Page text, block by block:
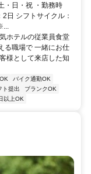
・日・祝 ・勤務時
日 シフトサイクル：
ホテルの従業員食堂
る職場で 一緒にお仕
様として来店した知
バイク通勤OK
ト提出
ブランクOK
以上OK